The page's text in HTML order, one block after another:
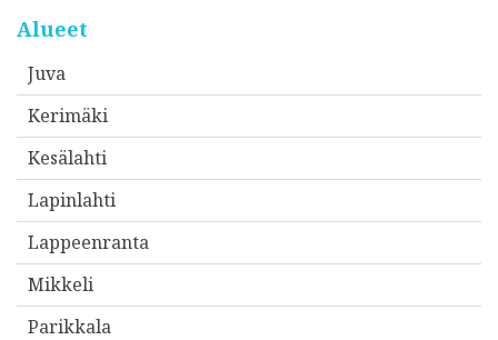
o
t
e
Alueet
Juva
Kerimäki
Kesälahti
Lapinlahti
Lappeenranta
Mikkeli
Parikkala